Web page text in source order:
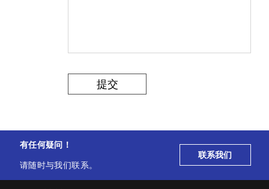
提交
有任何疑问！
请随时与我们联系。
联系我们